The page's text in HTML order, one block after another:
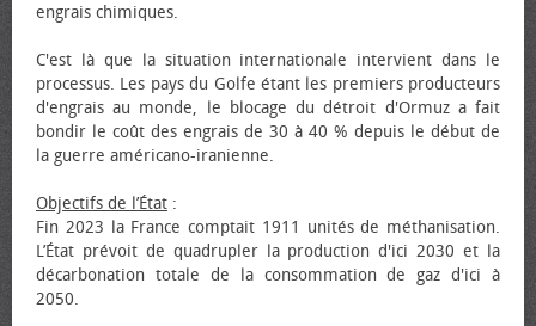
engrais chimiques.
C'est là que la situation internationale intervient dans le
processus. Les pays du Golfe étant les premiers producteurs
d'engrais au monde, le blocage du détroit d'Ormuz a fait
bondir le coût des engrais de 30 à 40 % depuis le début de
la guerre américano-iranienne.
Objectifs de l’État :
Fin 2023 la France comptait 1911 unités de méthanisation.
L’État prévoit de quadrupler la production d'ici 2030 et la
décarbonation totale de la consommation de gaz d'ici à
2050.